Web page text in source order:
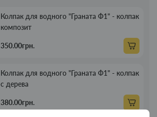
Колпак для водного "Граната Ф1" - колпак
композит
350.00грн.
Колпак для водного "Граната Ф1" - колпак
с дерева
380.00грн.